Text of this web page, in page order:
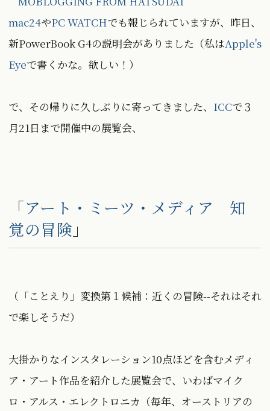
mac24やPC WATCHでも報じられていますが、昨日、
新PowerBook G4の説明会がありました（私はApple's
Eyeで書くかな。欲しい！）
で、その帰りに久しぶりに寄ってきました、 ICCで３
月21日まで開催中の展覧会、
「 アート・ミーツ・メディア 知
覚の冒険 」
（「ことえり」変換第１候補：近くの冒険--それはそれ
で楽しそうだ）
大掛かりなインスタレーション10点ほどを含むメディ
ア・アート作品を紹介した展覧会で、いわばマイク
ロ・アルス・エレクトロニカ（毎年、オーストリアの